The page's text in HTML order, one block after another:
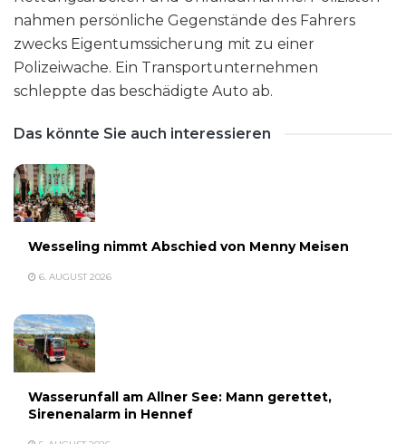
nahmen persönliche Gegenstände des Fahrers
zwecks Eigentumssicherung mit zu einer
Polizeiwache. Ein Transportunternehmen
schleppte das beschädigte Auto ab.
Das könnte Sie auch interessieren
Wesseling nimmt Abschied von Menny Meisen
6. AUGUST 2026
Wasserunfall am Allner See: Mann gerettet,
Sirenenalarm in Hennef